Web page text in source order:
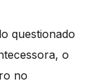
questionado
o
no